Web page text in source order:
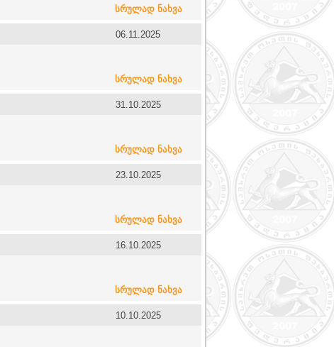
სრულად ნახვა
06.11.2025
სრულად ნახვა
31.10.2025
სრულად ნახვა
23.10.2025
სრულად ნახვა
16.10.2025
სრულად ნახვა
10.10.2025